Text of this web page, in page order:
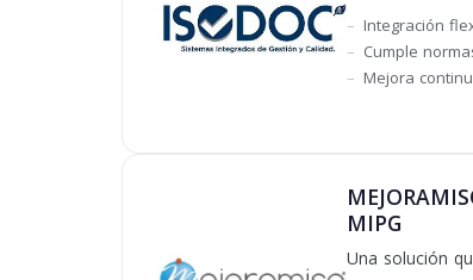
Integración
Cumple
Mejora
MIPG
Una solución